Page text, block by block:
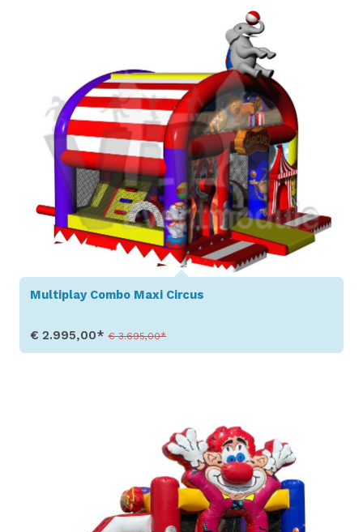
Multiplay Combo Maxi Circus
€ 2.995,00*€ 3.695,00*